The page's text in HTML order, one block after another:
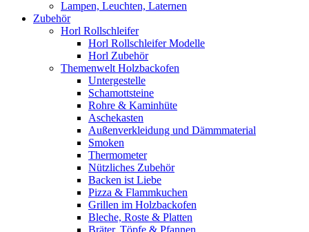
Lampen, Leuchten, Laternen
Zubehör
Horl Rollschleifer
Horl Rollschleifer Modelle
Horl Zubehör
Themenwelt Holzbackofen
Untergestelle
Schamottsteine
Rohre & Kaminhüte
Aschekasten
Außenverkleidung und Dämmmaterial
Smoken
Thermometer
Nützliches Zubehör
Backen ist Liebe
Pizza & Flammkuchen
Grillen im Holzbackofen
Bleche, Roste & Platten
Bräter, Töpfe & Pfannen